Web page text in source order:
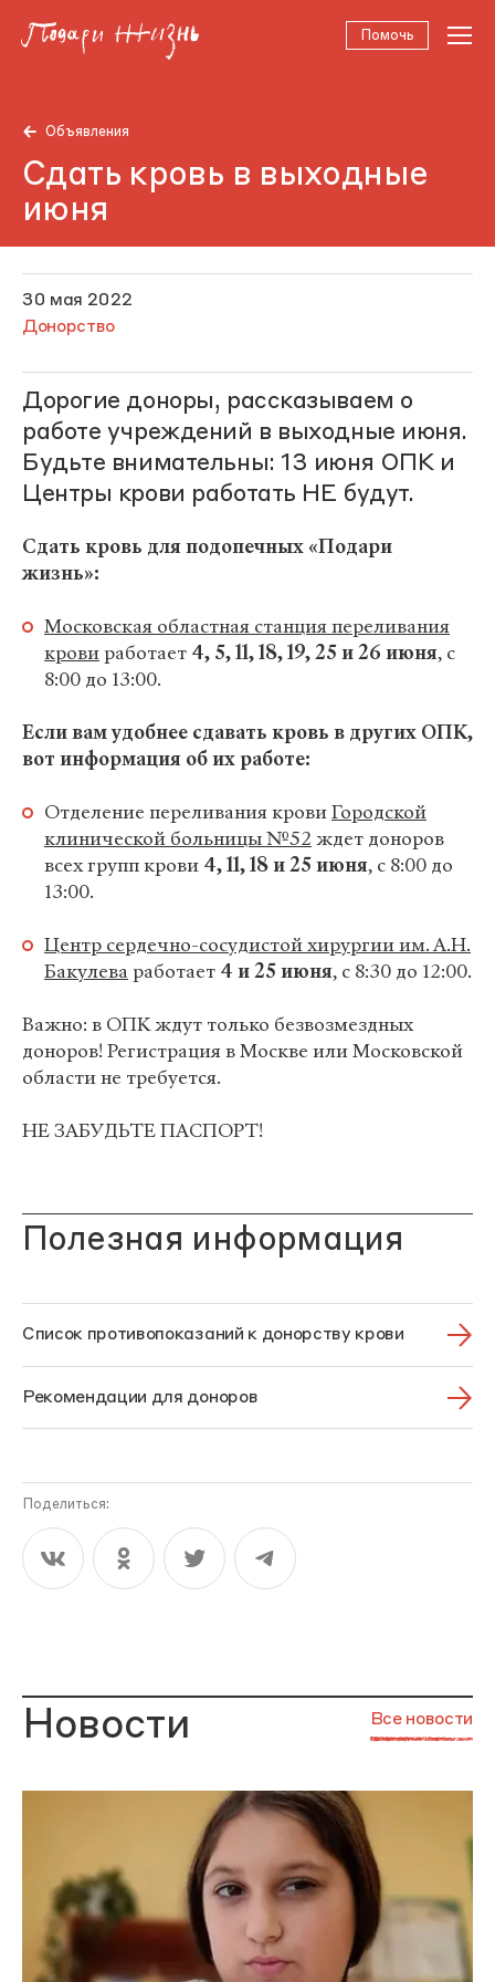
Помочь
Объявления
Сдать кровь в выходные
июня
30 мая 2022
Донорство
Дорогие доноры, рассказываем о
работе учреждений в выходные июня.
Будьте внимательны: 13 июня ОПК и
Центры крови работать НЕ будут.
Сдать кровь для подопечных «Подари
жизнь»:
Московская областная станция переливания
кровиработает 4, 5, 11, 18, 19, 25 и 26 июня, с
8:00 до 13:00.
Если вам удобнее сдавать кровь в других ОПК,
вот информация об их работе:
Отделение переливания кровиГородской
клинической больницы №52 ждет доноров
всех групп крови 4, 11, 18 и 25 июня, с 8:00 до
13:00.
Центр сердечно-сосудистой хирургии им. А.Н.
Бакулева работает 4 и 25 июня, с 8:30 до 12:00.
Важно: в ОПК ждут только безвозмездных
доноров! Регистрация в Москве или Московской
области не требуется.
НЕ ЗАБУДЬТЕ ПАСПОРТ!
Полезная информация
Список противопоказаний к донорству крови
Рекомендации для доноров
Поделиться:
Новости Все новости